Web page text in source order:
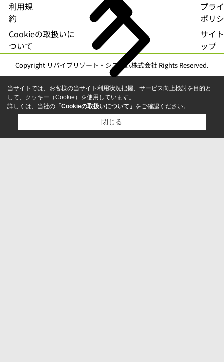
利用規
約
プラ
ポリ
Cookieの取扱いに
ついて
サイ
ップ
Copyright リバイブリゾート・システム株式会社 Rights Reserved.
当サイトでは、お客様の当サイト利用状況把握、サービス向上検討を目的と
して、クッキー（Cookie）を使用しています。
詳しくは、当社の 「Cookieの取扱いについて」 をご確認ください。
閉じる